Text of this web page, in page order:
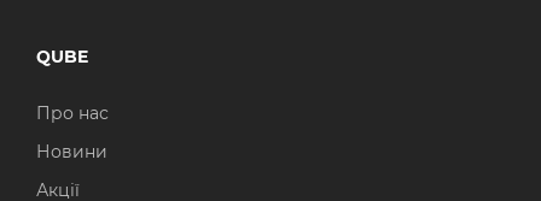
QUBE
Про нас
Новини
Акції